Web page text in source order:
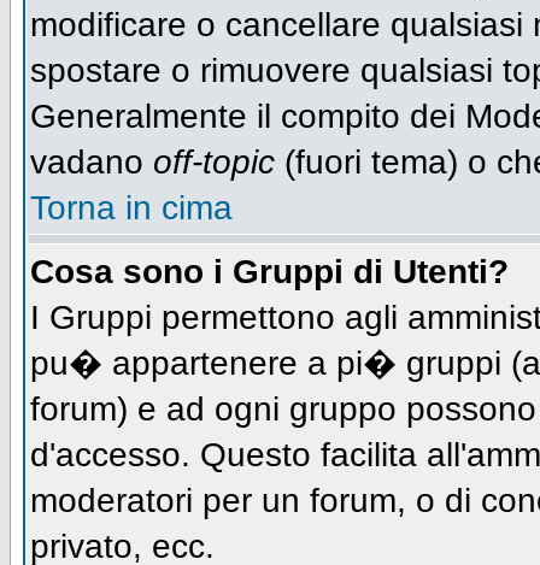
modificare o cancellare
spostare o rimuovere qualsiasi
Generalmente il compito dei
vadano off-topic (fuori tema) o
Torna in cima
Cosa sono i Gruppi di Utenti?
I Gruppi permettono agli
pu� appartenere a pi� gruppi
forum) e ad ogni gruppo
d'accesso. Questo facilita
moderatori per un forum, o di
privato, ecc.